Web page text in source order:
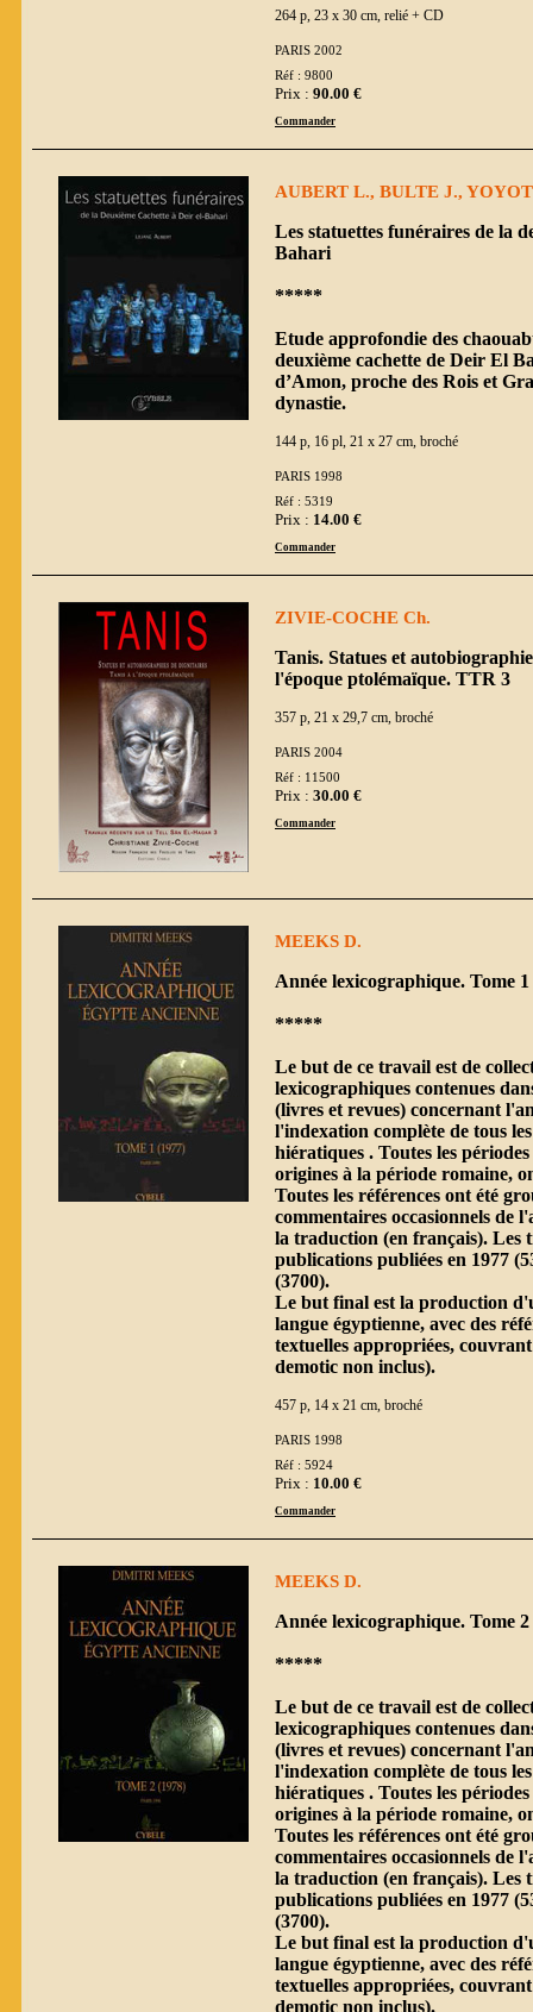
264 p, 23 x 30 cm, relié + CD
PARIS 2002
Réf : 9800
Prix : 90.00 €
Commander
AUBERT L., BULTE J.,
Les statuettes funéraires de la
Bahari
*****
Etude approfondie des
deuxième cachette de Deir El
d’Amon, proche des Rois et
dynastie.
144 p, 16 pl, 21 x 27 cm, broché
PARIS 1998
Réf : 5319
Prix : 14.00 €
Commander
ZIVIE-COCHE Ch.
Tanis. Statues et
l'époque ptolémaïque. TTR 3
357 p, 21 x 29,7 cm, broché
PARIS 2004
Réf : 11500
Prix : 30.00 €
Commander
MEEKS D.
Année lexicographique. Tome 1
*****
Le but de ce travail est de
lexicographiques contenues
(livres et revues) concernant
l'indexation complète de tous
hiératiques . Toutes les
origines à la période romaine,
Toutes les références ont été
commentaires occasionnels de
la traduction (en français). Les
publications publiées en 1977
(3700).
Le but final est la production
langue égyptienne, avec des
textuelles appropriées,
demotic non inclus).
457 p, 14 x 21 cm, broché
PARIS 1998
Réf : 5924
Prix : 10.00 €
Commander
MEEKS D.
Année lexicographique. Tome 2
*****
Le but de ce travail est de
lexicographiques contenues
(livres et revues) concernant
l'indexation complète de tous
hiératiques . Toutes les
origines à la période romaine,
Toutes les références ont été
commentaires occasionnels de
la traduction (en français). Les
publications publiées en 1977
(3700).
Le but final est la production
langue égyptienne, avec des
textuelles appropriées,
demotic non inclus).